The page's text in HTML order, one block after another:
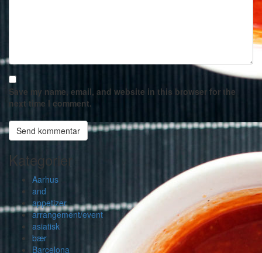
Save my name, email, and website in this browser for the
next time I comment.
Kategorier
Aarhus
and
appetizer
arrangement/event
asiatisk
bær
Barcelona